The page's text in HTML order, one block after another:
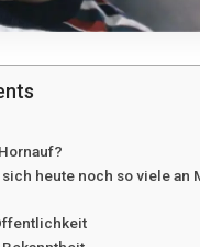
heute noch so viele an